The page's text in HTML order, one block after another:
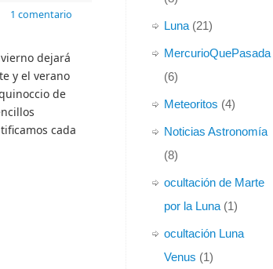
1 comentario
dejará
y el verano
de
cada
Luna (21)
MercurioQuePasada
(6)
Meteoritos (4)
Noticias Astronomía
(8)
ocultación de Marte
por la Luna (1)
ocultación Luna
Venus (1)